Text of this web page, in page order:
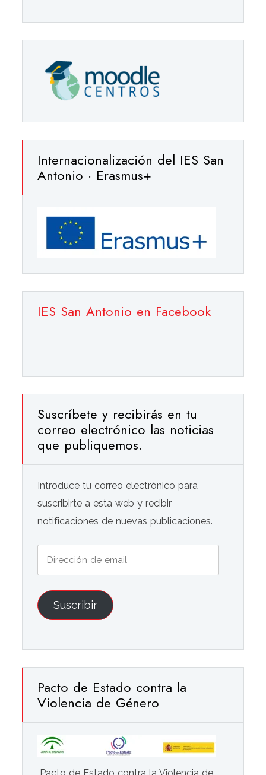
Internacionalización del IES San
Antonio · Erasmus+
IES San Antonio en Facebook
Suscríbete y recibirás en tu
correo electrónico las noticias
que publiquemos.
Introduce tu correo electrónico para
suscribirte a esta web y recibir
notificaciones de nuevas publicaciones.
email
Suscribir
Pacto de Estado contra la
Violencia de Género